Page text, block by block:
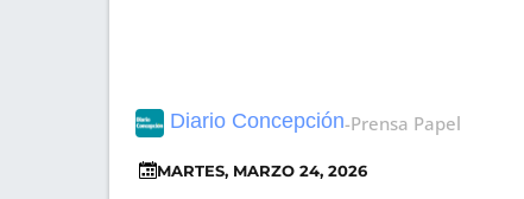
Diario Concepción-Prensa Papel
MARTES, MARZO 24, 2026
Página: